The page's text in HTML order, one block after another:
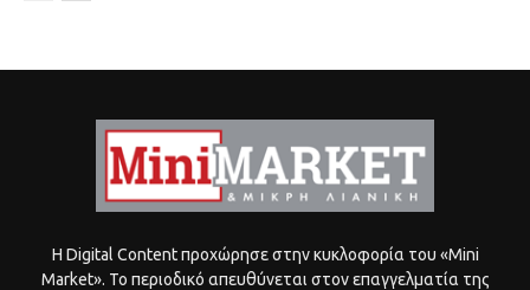
Η Digital Content προχώρησε στην κυκλοφορία του «Mini
Market». Το περιοδικό απευθύνεται στον επαγγελματία της